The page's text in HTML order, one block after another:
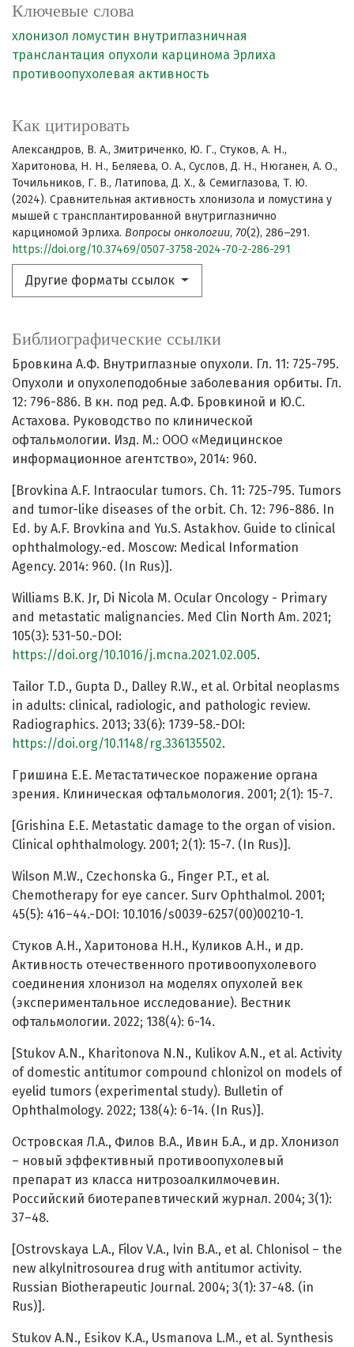
Ключевые слова
хлонизол ломустин внутриглазничная
транслантация опухоли карцинома Эрлиха
противоопухолевая активность
Как цитировать
Александров, В. А., Змитриченко, Ю. Г., Стуков, А. Н.,
Харитонова, Н. Н., Беляева, О. А., Суслов, Д. Н., Нюганен, А. О.,
Точильников, Г. В., Латипова, Д. Х., & Семиглазова, Т. Ю.
(2024). Сравнительная активность хлонизола и ломустина у
мышей с трансплантированной внутриглазнично
карциномой Эрлиха. Вопросы онкологии, 70(2), 286–291.
https://doi.org/10.37469/0507-3758-2024-70-2-286-291
Другие форматы ссылок
Библиографические ссылки
Бровкина А.Ф. Внутриглазные опухоли. Гл. 11: 725-795.
Опухоли и опухолеподобные заболевания орбиты. Гл.
12: 796-886. В кн. под ред. А.Ф. Бровкиной и Ю.С.
Астахова. Руководство по клинической
офтальмологии. Изд. М.: ООО «Медицинское
информационное агентство», 2014: 960.
[Brovkina A.F. Intraocular tumors. Ch. 11: 725-795. Tumors
and tumor-like diseases of the orbit. Ch. 12: 796-886. In
Ed. by A.F. Brovkina and Yu.S. Astakhov. Guide to clinical
ophthalmology.-ed. Moscow: Medical Information
Agency. 2014: 960. (In Rus)].
Williams B.K. Jr, Di Nicola M. Ocular Oncology - Primary
and metastatic malignancies. Med Clin North Am. 2021;
105(3): 531-50.-DOI:
https://doi.org/10.1016/j.mcna.2021.02.005.
Tailor T.D., Gupta D., Dalley R.W., et al. Orbital neoplasms
in adults: clinical, radiologic, and pathologic review.
Radiographics. 2013; 33(6): 1739-58.-DOI:
https://doi.org/10.1148/rg.336135502.
Гришина Е.Е. Метастатическое поражение органа
зрения. Клиническая офтальмология. 2001; 2(1): 15-7.
[Grishina E.E. Metastatic damage to the organ of vision.
Clinical ophthalmology. 2001; 2(1): 15-7. (In Rus)].
Wilson M.W., Czechonska G., Finger P.T., et al.
Chemotherapy for eye cancer. Surv Ophthalmol. 2001;
45(5): 416–44.-DOI: 10.1016/s0039-6257(00)00210-1.
Стуков А.Н., Харитонова Н.Н., Куликов А.Н., и др.
Активность отечественного противоопухолевого
соединения хлонизол на моделях опухолей век
(экспериментальное исследование). Вестник
офтальмологии. 2022; 138(4): 6-14.
[Stukov A.N., Kharitonova N.N., Kulikov A.N., et al. Activity
of domestic antitumor compound chlonizol on models of
eyelid tumors (experimental study). Bulletin of
Ophthalmology. 2022; 138(4): 6-14. (In Rus)].
Островская Л.А., Филов В.А., Ивин Б.А., и др. Хлонизол
– новый эффективный противоопухолевый
препарат из класса нитрозоалкилмочевин.
Российский биотерапевтический журнал. 2004; 3(1):
37–48.
[Ostrovskaya L.A., Filov V.A., Ivin B.A., et al. Chlonisol – the
new alkylnitrosourea drug with antitumor activity.
Russian Biotherapeutic Journal. 2004; 3(1): 37-48. (in
Rus)].
Stukov A.N., Esikov K.A., Usmanova L.M., et al. Synthesis